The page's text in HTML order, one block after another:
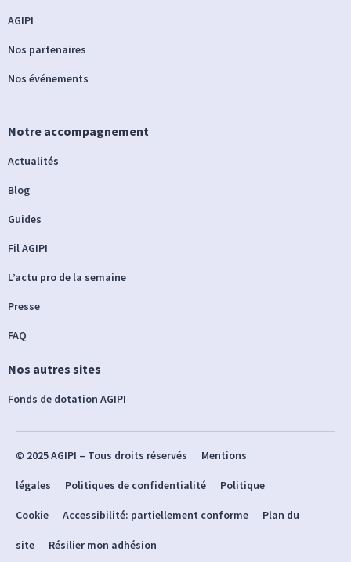
AGIPI
Nos partenaires
Nos événements
Notre accompagnement
Actualités
Blog
Guides
Fil AGIPI
L’actu pro de la semaine
Presse
FAQ
Nos autres sites
Fonds de dotation AGIPI
© 2025 AGIPI – Tous droits réservés Mentions
légales Politiques de confidentialité Politique
Cookie Accessibilité: partiellement conforme Plan du
site Résilier mon adhésion